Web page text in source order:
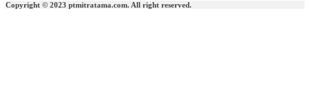
Copyright © 2023 ptmitratama.com. All right reserved.